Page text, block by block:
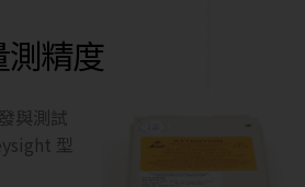
測精度
與測試
型